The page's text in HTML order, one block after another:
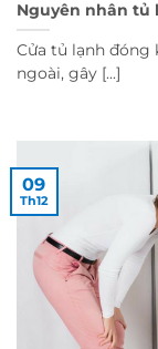
Nguyên nhân tủ
Cửa tủ lạnh đóng
ngoài, gây [...]
09
Th12